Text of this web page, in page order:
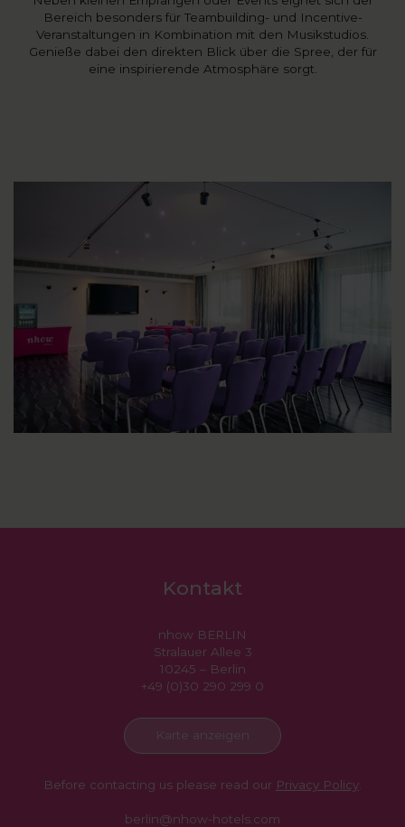
Bereich besonders für Teambuilding- und Incentive-
Veranstaltungen in Kombination mit den Musikstudios.
Genieße dabei den direkten Blick über die Spree, der für
eine inspirierende Atmosphäre sorgt.
Kontakt
nhow BERLIN
Stralauer Allee 3
10245 – Berlin
+49 (0)30 290 299 0
Karte anzeigen
Before contacting us please read our Privacy Policy
berlin@nhow-hotels.com